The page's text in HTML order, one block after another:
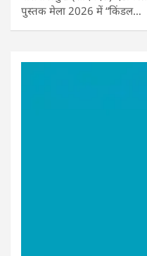
पुस्तक मेला 2026 में “किंडल…